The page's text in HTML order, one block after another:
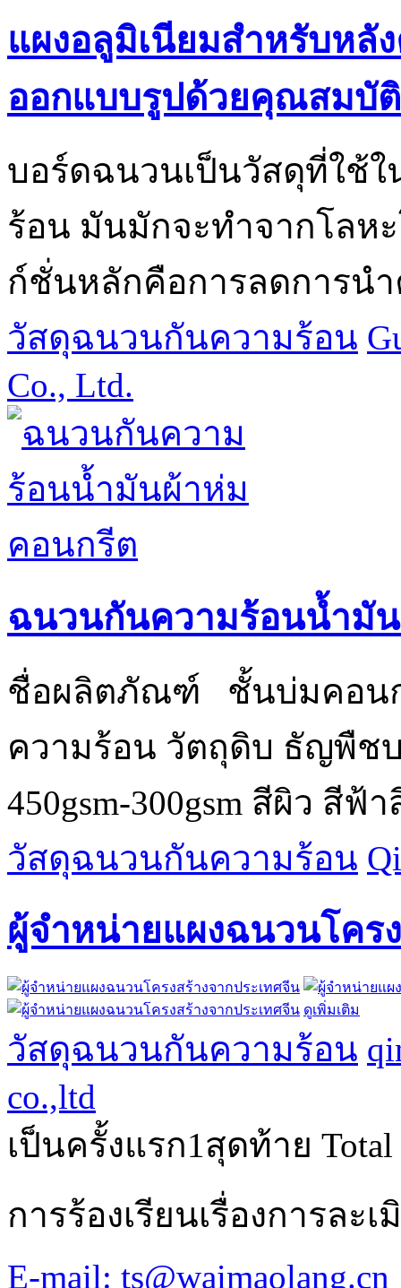
แผงอลูมิเนียมสำหรับหลั
ออกแบบรูปด้วยคุณสมบั
บอร์ดฉนวนเป็นวัสดุที่ใช้
ร้อน มันมักจะทำจากโลห
ก์ชั่นหลักคือการลดการนำ
วัสดุฉนวนกันความร้อน
Co., Ltd.
ฉนวนกันความร้อนน้ำมั
ชื่อผลิตภัณฑ์ ชั้นบ่มคอน
ความร้อน วัตถุดิบ ธัญพืชบ
450gsm-300gsm สีผิว สีฟ้า
วัสดุฉนวนกันความร้อน
ผู้จำหน่ายแผงฉนวนโคร
ดูเพิ่มเติม
วัสดุฉนวนกันความร้อน
co.,ltd
เป็นครั้งแรก1สุดท้าย
การร้องเรียนเรื่องการละเ
E-mail: ts@waimaolang.cn